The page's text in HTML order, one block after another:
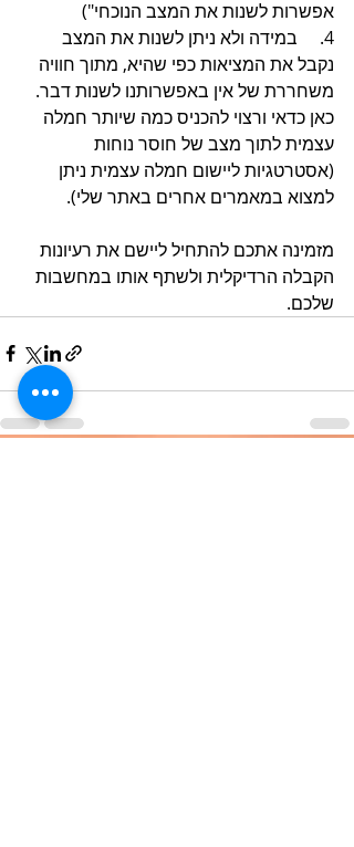
אפשרות לשנות את המצב הנוכחי")
4.     במידה ולא ניתן לשנות את המצב
נקבל את המציאות כפי שהיא, מתוך חוויה
משחררת של אין באפשרותנו לשנות דבר.
כאן כדאי ורצוי להכניס כמה שיותר חמלה
עצמית לתוך מצב של חוסר נוחות
(אסטרטגיות ליישום חמלה עצמית ניתן
למצוא במאמרים אחרים באתר שלי).
מזמינה אתכם להתחיל ליישם את רעיונות
הקבלה הרדיקלית ולשתף אותו במחשבות
שלכם.